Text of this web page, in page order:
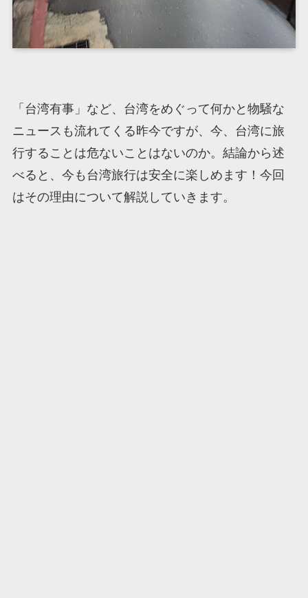
「台湾有事」など、台湾をめぐって何かと物騒な
ニュースも流れてくる昨今ですが、今、台湾に旅
行することは危ないことはないのか。結論から述
べると、今も台湾旅行は安全に楽しめます！今回
はその理由について解説していきます。